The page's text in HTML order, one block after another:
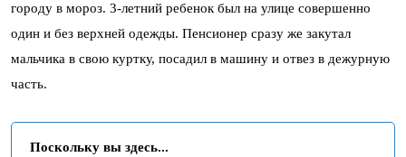
городу в мороз. 3-летний ребенок был на улице совершенно
один и без верхней одежды. Пенсионер сразу же закутал
мальчика в свою куртку, посадил в машину и отвез в дежурную
часть.
Поскольку вы здесь...